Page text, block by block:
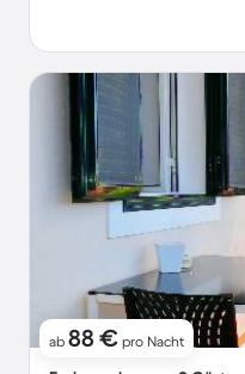
ab 88 € pro Nacht